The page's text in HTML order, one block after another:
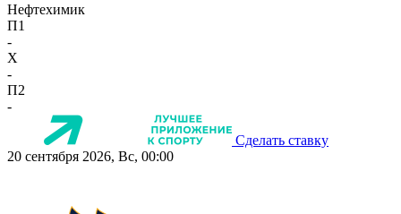
Нефтехимик
П1
-
X
-
П2
-
Сделать ставку
20 сентября 2026, Вс, 00:00